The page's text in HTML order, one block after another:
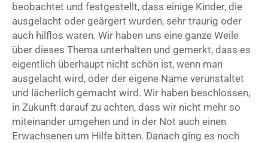
beobachtet und festgestellt, dass einige Kinder, die
ausgelacht oder geärgert wurden, sehr traurig oder
auch hilflos waren. Wir haben uns eine ganze Weile
über dieses Thema unterhalten und gemerkt, dass es
eigentlich überhaupt nicht schön ist, wenn man
ausgelacht wird, oder der eigene Name verunstaltet
und lächerlich gemacht wird. Wir haben beschlossen,
in Zukunft darauf zu achten, dass wir nicht mehr so
miteinander umgehen und in der Not auch einen
Erwachsenen um Hilfe bitten. Danach ging es noch